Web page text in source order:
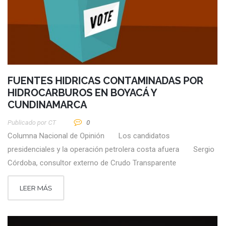
FUENTES HIDRICAS CONTAMINADAS POR
HIDROCARBUROS EN BOYACÁ Y
CUNDINAMARCA
Publicado por CT 0
Columna Nacional de Opinión Los candidatos
presidenciales y la operación petrolera costa afuera Sergio
Córdoba, consultor externo de Crudo Transparente
LEER MÁS